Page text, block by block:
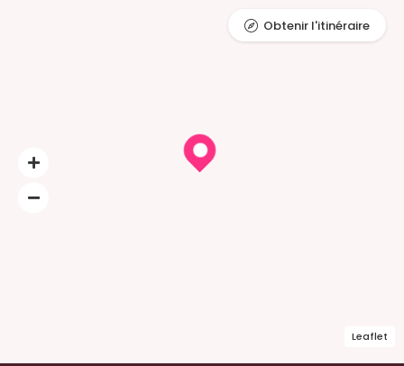
Leaflet
Obtenir l'itinéraire